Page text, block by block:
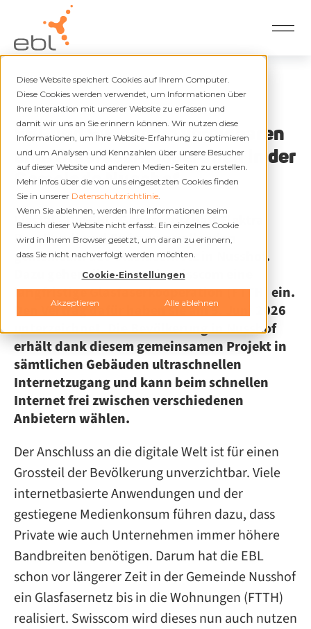
Diese Website speichert Cookies auf Ihrem Computer.
Diese Cookies werden verwendet, um Informationen über
Ihre Interaktion mit unserer Website zu erfassen und
damit wir uns an Sie erinnern können. Wir nutzen diese
Informationen, um Ihre Website-Erfahrung zu optimieren
und um Analysen und Kennzahlen über unsere Besucher
auf dieser Website und anderen Medien-Seiten zu erstellen.
Mehr Infos über die von uns eingesetzten Cookies finden
Sie in unserer Datenschutzrichtlinie.
Wenn Sie ablehnen, werden Ihre Informationen beim
Besuch dieser Website nicht erfasst. Ein einzelnes Cookie
wird in Ihrem Browser gesetzt, um daran zu erinnern,
dass Sie nicht nachverfolgt werden möchten.
Cookie-Einstellungen
Akzeptieren Alle ablehnen
Zurück
23.06.2026
EBL und Swisscom vereinbaren
eine Glasfaserkooperation in der
Gemeinde Nusshof
Liestal -Die EBL (Genossenschaft Elektra
Baselland) und Swisscom vollenden
gemeinsam das Glasfasernetz in Nusshof.
Dazu gehen die EBL und Swisscom eine
langfristige Glasfaserkooperation (FTTH) ein.
Den Vertrag dafür haben sie am 5. Juni 2026
unterzeichnet. Die Bevölkerung in Nusshof
erhält dank diesem gemeinsamen Projekt in
sämtlichen Gebäuden ultraschnellen
Internetzugang und kann beim schnellen
Internet frei zwischen verschiedenen
Anbietern wählen.
Der Anschluss an die digitale Welt ist für einen
Grossteil der Bevölkerung unverzichtbar. Viele
internetbasierte Anwendungen und der
gestiegene Medienkonsum führen dazu, dass
Private wie auch Unternehmen immer höhere
Bandbreiten benötigen. Darum hat die EBL
schon vor längerer Zeit in der Gemeinde Nusshof
ein Glasfasernetz bis in die Wohnungen (FTTH)
realisiert. Swisscom wird dieses nun auch nutzen